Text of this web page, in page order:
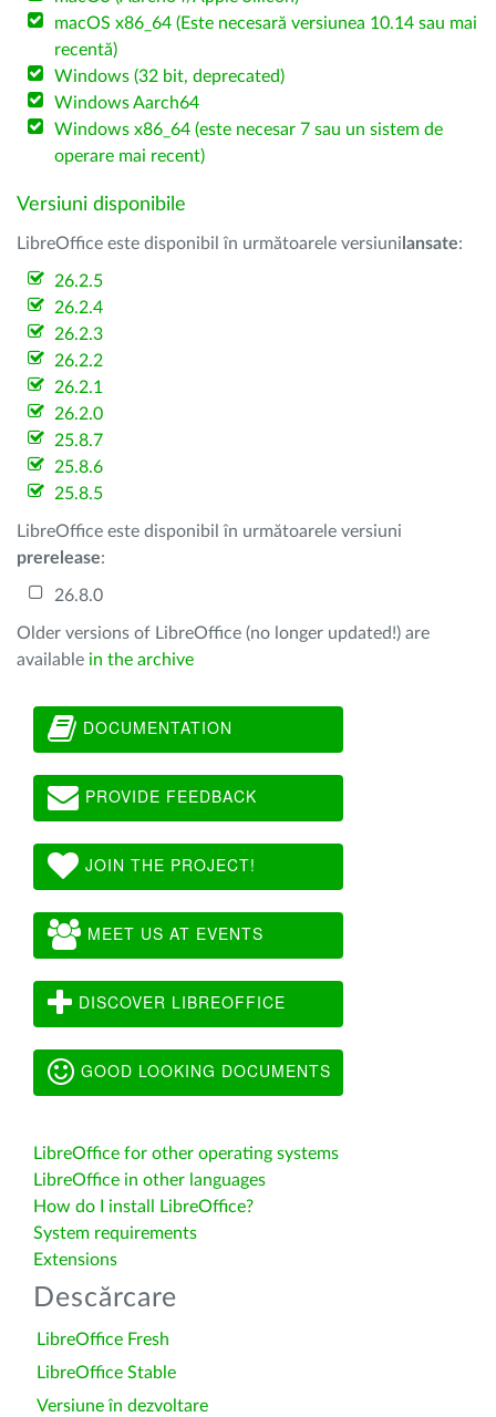
macOS x86_64 (Este necesară versiunea 10.14 sau mai
recentă)
Windows (32 bit, deprecated)
Windows Aarch64
Windows x86_64 (este necesar 7 sau un sistem de
operare mai recent)
Versiuni disponibile
LibreOffice este disponibil în următoarele versiuni lansate:
26.2.5
26.2.4
26.2.3
26.2.2
26.2.1
26.2.0
25.8.7
25.8.6
25.8.5
LibreOffice este disponibil în următoarele versiuni
prerelease:
26.8.0
Older versions of LibreOffice (no longer updated!) are
available in the archive
DOCUMENTATION
PROVIDE FEEDBACK
JOIN THE PROJECT!
MEET US AT EVENTS
DISCOVER LIBREOFFICE
GOOD LOOKING DOCUMENTS
LibreOffice for other operating systems
LibreOffice in other languages
How do I install LibreOffice?
System requirements
Extensions
Descărcare
LibreOffice Fresh
LibreOffice Stable
Versiune în dezvoltare